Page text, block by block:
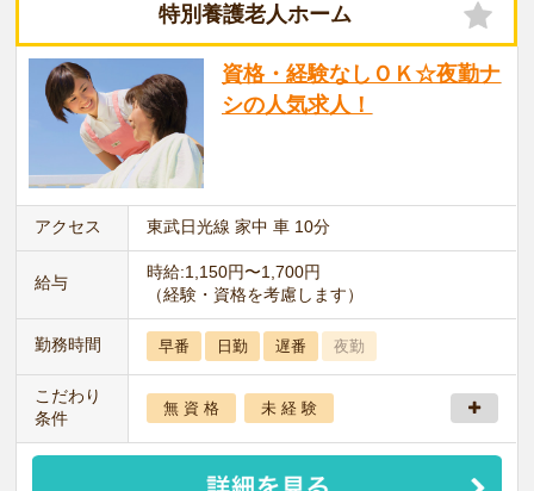
特別養護老人ホーム
資格・経験なしＯＫ☆夜勤ナ
シの人気求人！
アクセス 東武日光線 家中 車 10分
給与
時給:1,150円〜1,700円
（経験・資格を考慮します）
勤務時間 早番 日勤 遅番 夜勤
こだわり
条件
無 資 格 未 経 験